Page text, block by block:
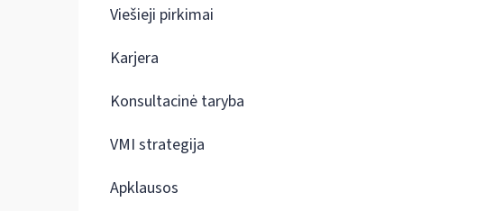
Viešieji pirkimai
Karjera
Konsultacinė taryba
VMI strategija
Apklausos